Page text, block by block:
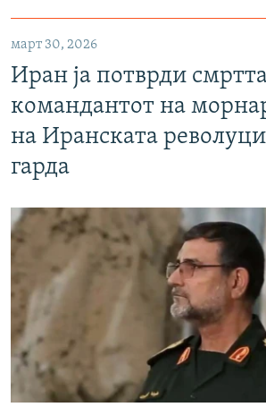
март 30, 2026
Иран ја потврди
командантот на
на Иранската
гарда